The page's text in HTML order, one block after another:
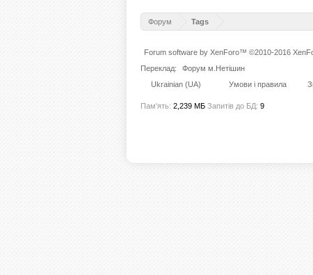
Форум Tags
Forum software by XenForo™ ©2010-2016
Переклад:
Форум м.Нетішин
Ukrainian (UA) Умови і правила
Пам'ять: 2,239 МБ Запитів до БД: 9